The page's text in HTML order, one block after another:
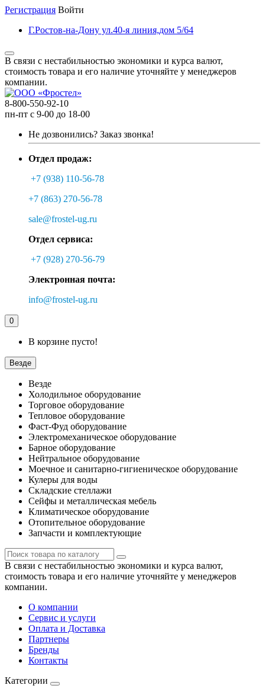
Регистрация Войти
Г.Ростов-на-Дону ул.40-я линия,дом 5/64
В связи с нестабильностью экономики и курса валют,
стоимость товара и его наличие уточняйте у менеджеров
компании.
8-800-550-92-10
пн-пт с 9-00 до 18-00
Не дозвонились? Заказ звонка!
Отдел продаж:
+7 (938) 110-56-78
+7 (863) 270-56-78
sale@frostel-ug.ru
Отдел сервиса:
+7 (928) 270-56-79
Электронная почта:
info@frostel-ug.ru
0
В корзине пусто!
Везде
Везде
Холодильное оборудование
Торговое оборудование
Тепловое оборудование
Фаст-Фуд оборудование
Электромеханическое оборудование
Барное оборудование
Нейтральное оборудование
Моечное и санитарно-гигиеническое оборудование
Кулеры для воды
Складские стеллажи
Сейфы и металлическая мебель
Климатическое оборудование
Отопительное оборудование
Запчасти и комплектующие
В связи с нестабильностью экономики и курса валют,
стоимость товара и его наличие уточняйте у менеджеров
компании.
О компании
Сервис и услуги
Оплата и Доставка
Партнеры
Бренды
Контакты
Категории